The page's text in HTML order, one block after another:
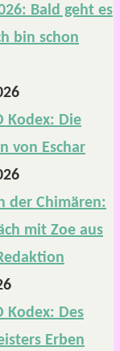
Bald geht es
bin schon
Kodex: Die
von Eschar
der Chimären:
mit Zoe aus
Kodex: Des
Erben